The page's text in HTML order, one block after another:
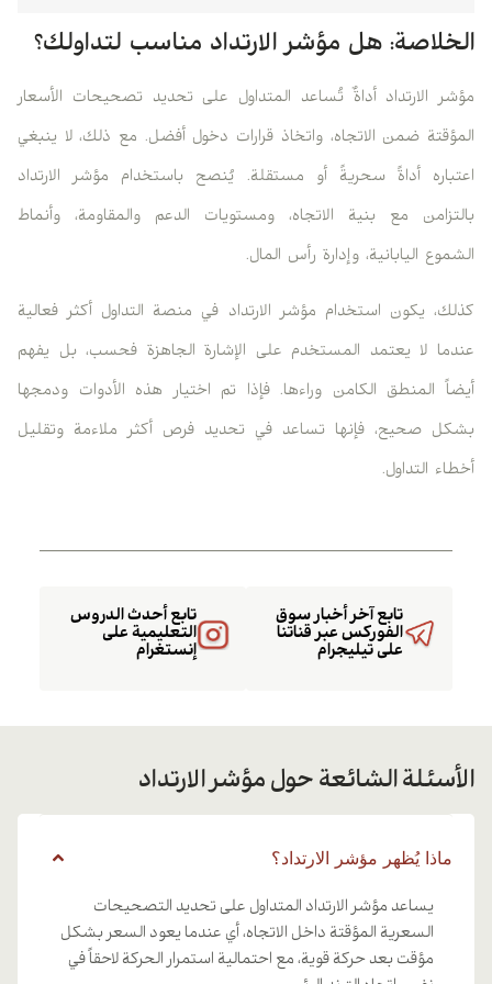
الخلاصة: هل مؤشر الارتداد مناسب لتداولك؟
مؤشر الارتداد أداةٌ تُساعد المتداول على تحديد تصحيحات الأسعار
المؤقتة ضمن الاتجاه، واتخاذ قرارات دخول أفضل. مع ذلك، لا ينبغي
اعتباره أداةً سحريةً أو مستقلة. يُنصح باستخدام مؤشر الارتداد
بالتزامن مع بنية الاتجاه، ومستويات الدعم والمقاومة، وأنماط
الشموع اليابانية، وإدارة رأس المال.
كذلك، يكون استخدام مؤشر الارتداد في منصة التداول أكثر فعالية
عندما لا يعتمد المستخدم على الإشارة الجاهزة فحسب، بل يفهم
أيضاً المنطق الكامن وراءها. فإذا تم اختيار هذه الأدوات ودمجها
بشكل صحيح، فإنها تساعد في تحديد فرص أكثر ملاءمة وتقليل
أخطاء التداول.
تابع أحدث الدروس
التعليمية على
إنستغرام
تابع آخر أخبار سوق
الفوركس عبر قناتنا
على تيليجرام
الأسئلة الشائعة حول مؤشر الارتداد
ماذا يُظهر مؤشر الارتداد؟
يساعد مؤشر الارتداد المتداول على تحديد التصحيحات
السعرية المؤقتة داخل الاتجاه، أي عندما يعود السعر بشكل
مؤقت بعد حركة قوية، مع احتمالية استمرار الحركة لاحقاً في